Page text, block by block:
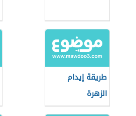
طريقة إيدام
الزهرة